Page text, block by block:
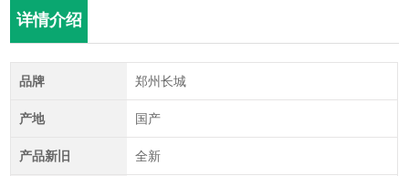
详情介绍
品牌 郑州长城
产地 国产
产品新旧 全新